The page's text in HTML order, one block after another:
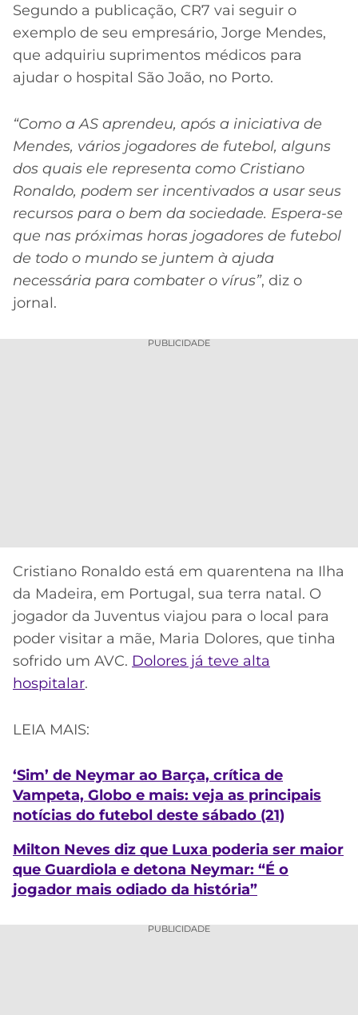
ATLÉTICO
MG
CRUZEIRO
Segundo a publicação, CR7 vai seguir o
exemplo de seu empresário, Jorge Mendes,
que adquiriu suprimentos médicos para
ajudar o hospital São João, no Porto.
“Como aAS aprendeu, após a iniciativa de
Mendes, vários jogadores de futebol, alguns
dos quais ele representa como Cristiano
Ronaldo, podem ser incentivados a usar seus
recursos para o bem da sociedade. Espera-se
que nas próximas horas jogadores de futebol
de todo o mundo se juntem à ajuda
necessária para combater o vírus”, diz o
jornal.
PUBLICIDADE
Cristiano Ronaldo está em quarentena na Ilha
da Madeira, em Portugal, sua terra natal. O
jogador da Juventus viajou para o local para
poder visitar a mãe, Maria Dolores, que tinha
sofrido um AVC. Dolores já teve alta
hospitalar.
LEIA MAIS:
‘Sim’ de Neymar ao Barça, crítica de
Vampeta, Globo e mais: veja as principais
notícias do futebol deste sábado (21)
Milton Neves diz que Luxa poderia ser maior
que Guardiola e detona Neymar: “É o
jogador mais odiado da história”
PUBLICIDADE